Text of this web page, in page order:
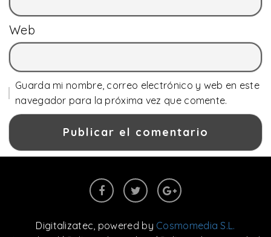
Web
Guarda mi nombre, correo electrónico y web en este
navegador para la próxima vez que comente.
Digitalizatec , powered by Cosmomedia S.L.